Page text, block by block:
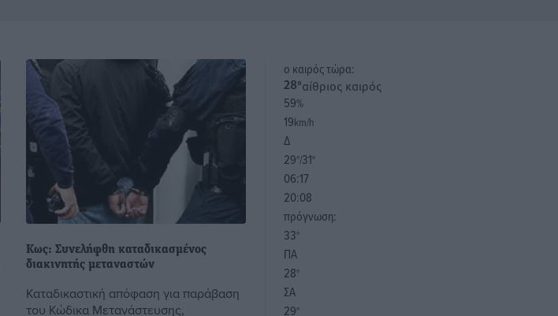
Κως: Συνελήφθη καταδικασμένος
διακινητής μεταναστών
Καταδικαστική απόφαση για παράβαση
του Κώδικα Μετανάστευσης,
o καιρός τώρα:
28°αίθριος καιρός
59%
19km/h
Δ
29°/31°
06:17
20:08
πρόγνωση:
33°
ΠΑ
28°
ΣΑ
29°